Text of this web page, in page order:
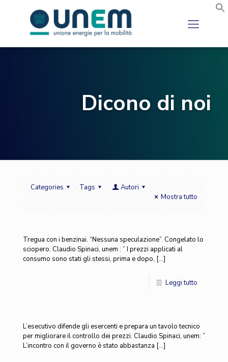
Dicono di noi
Categories Tags
Autori
Mostra tutto
Tregua con i benzinai. “Nessuna speculazione”. Congelato lo
sciopero. Claudio Spinaci, unem : ” I prezzi applicati al
consumo sono stati gli stessi, prima e dopo, […]
Leggi tutto
L’esecutivo difende gli esercenti e prepara un tavolo tecnico
per migliorare il controllo dei prezzi. Claudio Spinaci, unem: ”
L’incontro con il governo è stato abbastanza […]